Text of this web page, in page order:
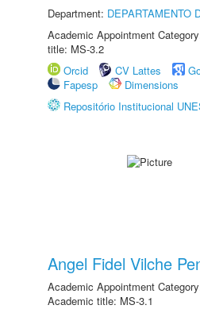
Department: DEPARTAMENTO
Academic Appointment
title: MS-3.2
Orcid
CV Lattes
Fapesp
Dimensions
Repositório Institucional
Angel Fidel Vilche
Academic Appointment
Academic title: MS-3.1